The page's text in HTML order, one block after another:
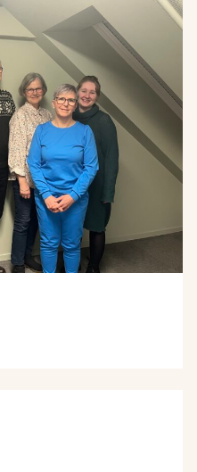
article